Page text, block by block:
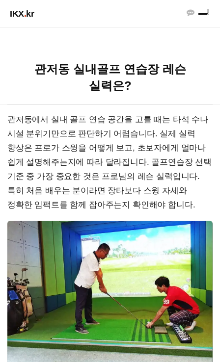
IKX.kr
관저동 실내골프 연습장 레슨
실력은?
관저동에서 실내 골프 연습 공간을 고를 때는 타석 수나
시설 분위기만으로 판단하기 어렵습니다. 실제 실력
향상은 프로가 스윙을 어떻게 보고, 초보자에게 얼마나
쉽게 설명해주는지에 따라 달라집니다. 골프연습장 선택
기준 중 가장 중요한 것은 프로님의 레슨 실력입니다.
특히 처음 배우는 분이라면 장타보다 스윙 자세와
정확한 임팩트를 함께 잡아주는지 확인해야 합니다.